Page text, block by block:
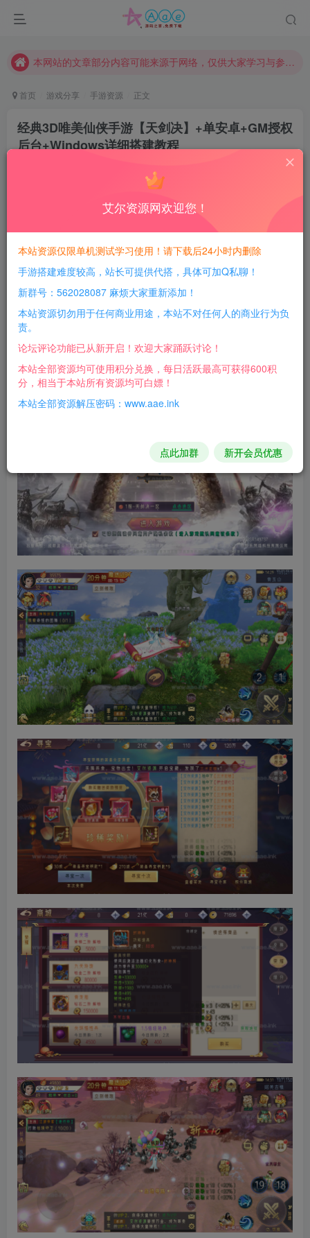
现在赞助会员享受专属折扣，详情点击此条公告。
本网站的文章部分内容可能来源于网络，仅供大家学习与参考，如有侵权，请联系站长QQ466107887进行删除处理。
首页 游戏分享 手游资源 正文
经典3D唯美仙侠手游【天剑决】+单安卓+GM授权
后台+Windows详细搭建教程
每日活跃最高可获得600积分！所有资源可以使用
积分免费兑换！
本站全部资源均可使用积分兑换，每日活跃最高可获得
600积分，相当于本站所有资源均可白嫖！
游戏介绍：
换名字游戏，内容好像什么都没改，自行测试吧！
游戏截图：
艾尔资源网欢迎您！
本站资源仅限单机测试学习使用！请下载后24小时内删除
手游搭建难度较高，站长可提供代搭，具体可加Q私聊！
新群号：562028087 麻烦大家重新添加！
本站资源切勿用于任何商业用途，本站不对任何人的商业行为负
责。
论坛评论功能已从新开启！欢迎大家踊跃讨论！
本站全部资源均可使用积分兑换，每日活跃最高可获得600积
分，相当于本站所有资源均可白嫖！
本站全部资源解压密码：www.aae.ink
点此加群 新开会员优惠